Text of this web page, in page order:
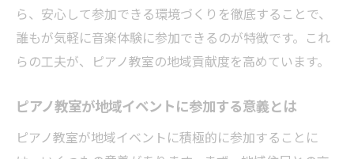
ら、安心して参加できる環境づくりを徹底することで、
誰もが気軽に音楽体験に参加できるのが特徴です。これ
らの工夫が、ピアノ教室の地域貢献度を高めています。
ピアノ教室が地域イベントに参加する意義とは
ピアノ教室が地域イベントに積極的に参加することに